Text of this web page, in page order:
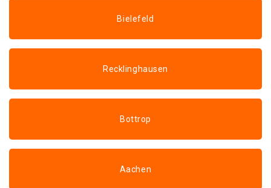
Bielefeld
Recklinghausen
Bottrop
Aachen